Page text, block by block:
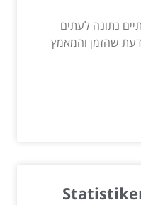
נתונה לעתים
שהזמן והמאמץ